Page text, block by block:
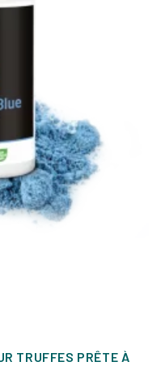
TRUFFES PRÊTE À